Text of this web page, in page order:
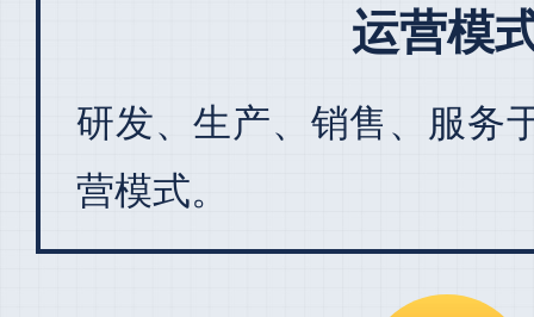
运营模
研发、生产、销售、服务
营模式。